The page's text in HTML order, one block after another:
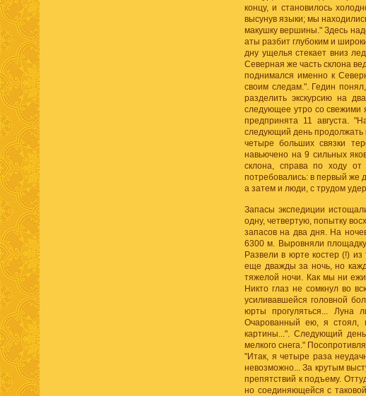
концу, и становилось
высунув языки; мы
макушку вершины." Здесь
аты разбит глубоким и
дну ущелья стекает вниз
Северная же часть склона
поднимался именно к
своим следам.". Гедин
разделить экскурсию на
следующее утро со свежими
предпринята 11 августа.
следующий день продолжать
четыре больших связки
навьючено на 9 сильных
склона, справа по ходу
потребовались: в первый же
а затем и люди, с трудом
Запасы экспедиции
одну, четвертую, попытку
запасов на два дня. На
6300 м. Выровняли
Развели в юрте костер (!) из
еще дважды за ночь, но
тяжелой ночи. Как мы ни
Никто глаз не сомкнул во
усиливавшейся головной
юрты прогуляться... Луна
Очарованный ею, я стоял,
картины...". Следующий
мелкого снега."
"Итак, я четыре раза
невозможно... За крутым
препятствий к подъему.
но соединяющейся с